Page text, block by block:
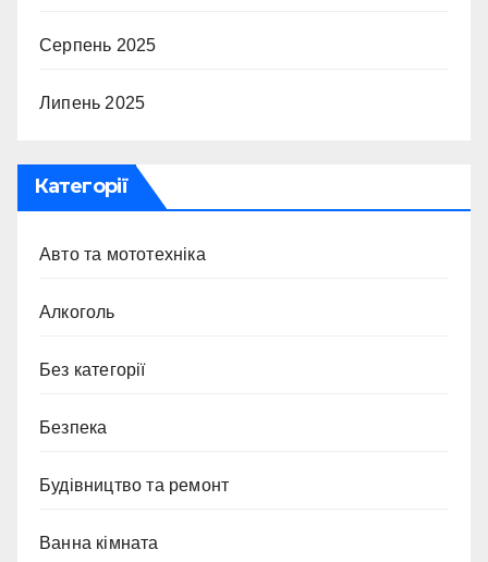
Серпень 2025
Липень 2025
Категорії
Авто та мототехніка
Алкоголь
Без категорії
Безпека
Будівництво та ремонт
Ванна кімната